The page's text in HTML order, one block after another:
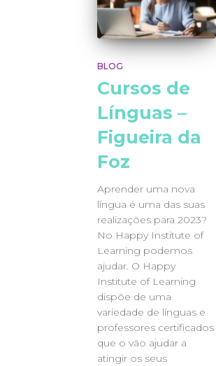
BLOG
Cursos de
Línguas –
Figueira da
Foz
Aprender uma nova
língua é uma das suas
realizações para 2023?
No Happy Institute of
Learning podemos
ajudar. O Happy
Institute of Learning
dispõe de uma
variedade de línguas e
professores certificados
que o vão ajudar a
atingir os seus